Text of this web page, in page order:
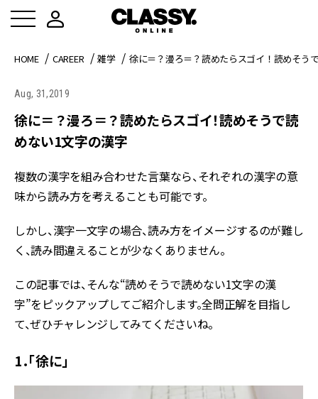
HOME CAREER 雑学 徐に＝？漫ろ＝？読めたらスゴイ！読めそう
Aug, 31,2019
徐に＝？漫ろ＝？読めたらスゴイ！読めそうで読
めない1文字の漢字
複数の漢字を組み合わせた言葉なら、それぞれの漢字の意
味から読み方を考えることも可能です。
しかし、漢字一文字の場合、読み方をイメージするのが難し
く、読み間違えることが少なくありません。
この記事では、そんな“読めそうで読めない1文字の漢
字”をピックアップしてご紹介します。全問正解を目指し
て、ぜひチャレンジしてみてくださいね。
1．「徐に」